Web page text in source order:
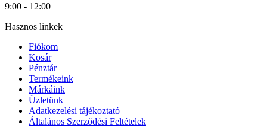
9:00 - 12:00
Hasznos linkek
Fiókom
Kosár
Pénztár
Termékeink
Márkáink
Üzletünk
Adatkezelési tájékoztató
Általános Szerződési Feltételek